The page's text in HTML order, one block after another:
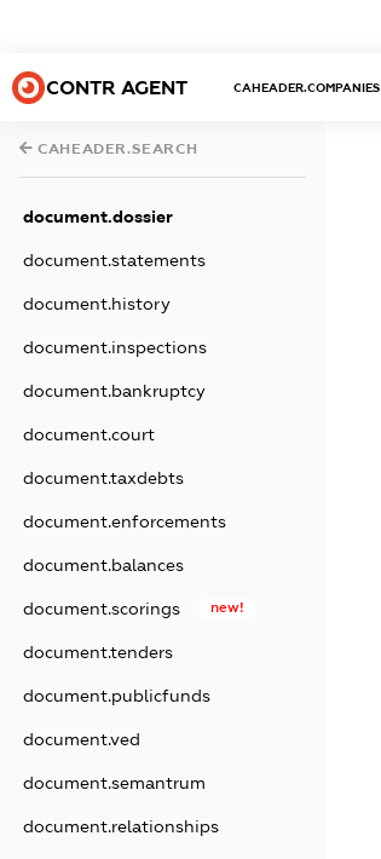
CONTR AGENT CAHEADER.COMPANIES
CAHEADER.SEARCH
document.dossier
document.statements
document.history
document.inspections
document.bankruptcy
document.court
document.taxdebts
document.enforcements
document.balances
document.scorings new!
document.tenders
document.publicfunds
document.ved
document.semantrum
document.relationships